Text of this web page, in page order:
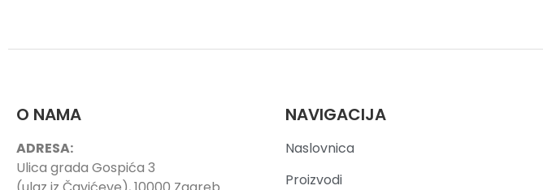
O NAMA
ADRESA:
Ulica grada Gospića 3
NAVIGACIJA
Naslovnica
Proizvodi